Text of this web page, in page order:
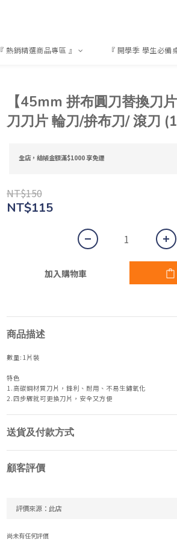
『 熱銷精選商品專區 』 『 開學季 學生必備
【45mm 拼布圓刀替換刀
刀刀片 輪刀/拚布刀/ 滾刀
全店，結帳金額滿$1000 享免運
NT$150
NT$115
加入購物車
商品描述
數量:1片裝
特色
1.高碳鋼材質刀片，鋒利、耐用、不易生鏽氧化
2.四步驟就可更換刀片，安全又方便
送貨及付款方式
顧客評價
尚未有任何評價